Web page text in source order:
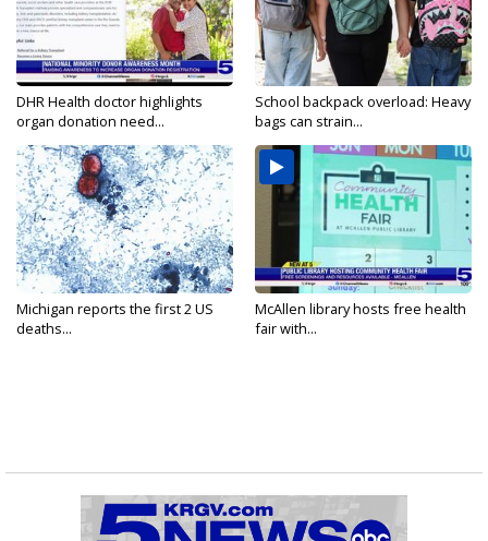
DHR Health doctor highlights
organ donation need...
School backpack overload: Heavy
bags can strain...
Michigan reports the first 2 US
deaths...
McAllen library hosts free health
fair with...